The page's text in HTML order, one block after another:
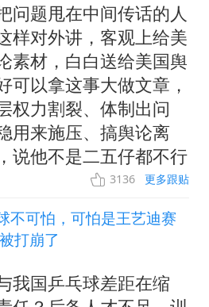
问题甩在中间传话的人
样对外讲，客观上给美
素材，白白送给美国舆
可以拿这事大做文章，
权力割裂、体制出问
用来施压、搞舆论离
说他不是二五仔都不行
3136 更多跟贴
不可怕，可怕是王艺迪赛
打崩了
我国乒乓球差距在缩